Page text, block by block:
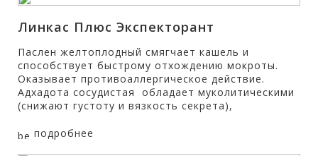
Линкас Плюс Экспекторант
Паслен желтоплодный смягчает кашель и
способствует быстрому отхождению мокроты.
Оказывает противоаллергическое действие.
Адхадота сосудистая обладает муколитическими
(снижают густоту и вязкость секрета),
подробнее